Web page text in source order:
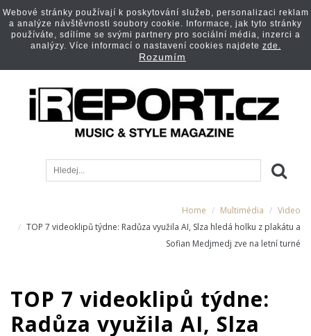
Home Multimédia
Video
TOP 7 videoklipů týdne: Radůza využila AI, Slza hledá holku z plakátu a
Sofian Medjmedj zve na letní turné
TOP 7 videoklipů týdne:
Radůza využila AI, Slza
Webové stránky používají k poskytování služeb, personalizaci reklam
a analýze návštěvnosti soubory cookie. Informace, jak tyto stránky
používáte, sdílíme se svými partnery pro sociální média, inzerci a
analýzy. Více informací o nastavení cookies najdete zde.
Rozumím